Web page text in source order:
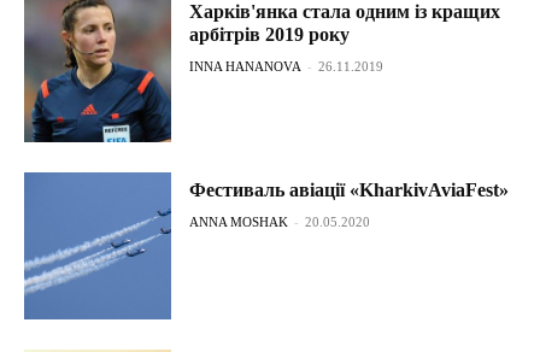
Харків'янка стала одним із кращих
арбітрів 2019 року
INNA HANANOVA - 26.11.2019
Фестиваль авіації «KharkivAviaFest»
ANNA MOSHAK - 20.05.2020